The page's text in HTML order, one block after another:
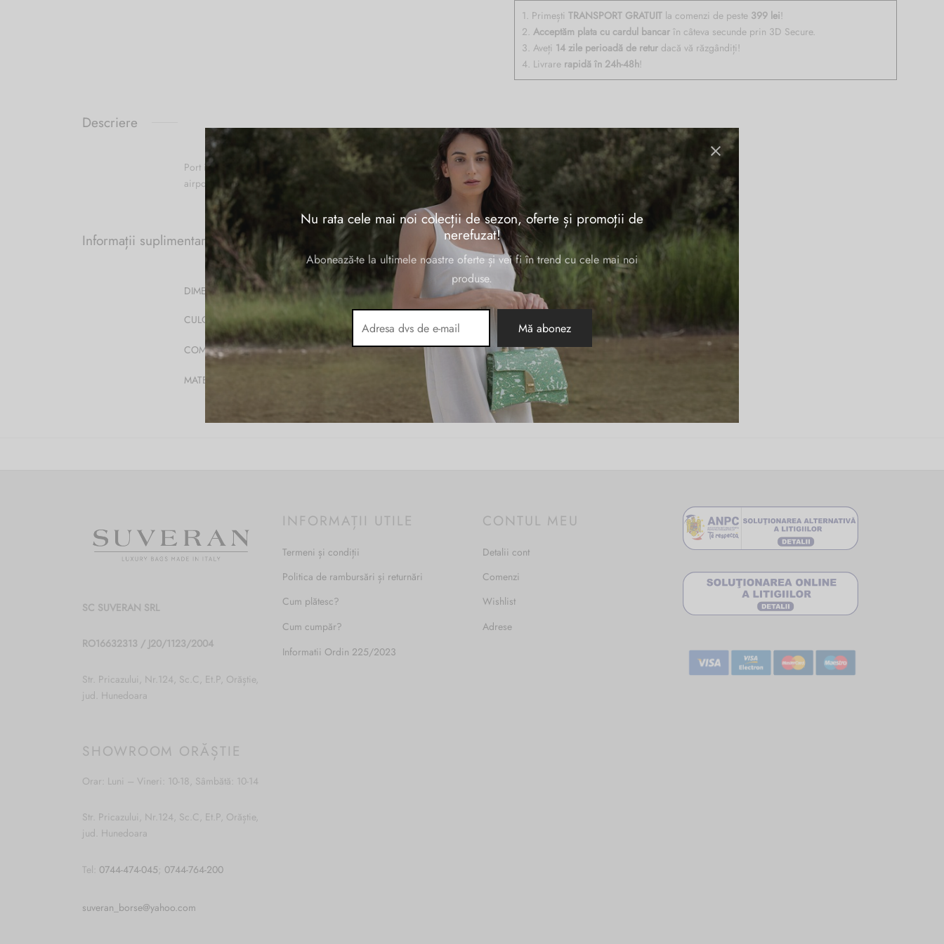
Nu rata cele mai noi colecții de sezon, oferte și promoții de
nerefuzat!
Abonează-te la ultimele noastre oferte și vei fi în trend cu cele mai noi
produse.
1. Primești TRANSPORT GRATUIT la comenzi de peste 399 lei!
2. Acceptăm plata cu cardul bancar în câteva secunde prin 3D Secure.
3. Aveți 14 zile perioadă de retur dacă vă răzgândiți!
4. Livrare rapidă în 24h-48h!
Descriere
Port ipad PIQUADRO din material impermeabil, cu un compartiment inchis cu fermoar, buzunar interior pentru un ipad 12,9”, telefon,
airpods, baterie, etc, buzunar exterior, greutate 322gr.
Informații suplimentare
DIMENSIUNI 37 × 3 × 26 cm
CULOARE
COMPATIBILITATE LAPTOP sub 13''
MATERIAL
SC SUVERAN SRL
RO16632313 / J20/1123/2004
Str. Pricazului, Nr.124, Sc.C, Et.P, Orăștie,
jud. Hunedoara
SHOWROOM ORĂȘTIE
Orar: Luni – Vineri: 10-18, Sâmbătă: 10-14
Str. Pricazului, Nr.124, Sc.C, Et.P, Orăștie,
jud. Hunedoara
Tel: 0744-474-045; 0744-764-200
suveran_borse@yahoo.com
INFORMAȚII UTILE
Termeni și condiții
Politica de rambursări și returnări
Cum plătesc?
Cum cumpăr?
Informatii Ordin 225/2023
CONTUL MEU
Detalii cont
Comenzi
Wishlist
Adrese